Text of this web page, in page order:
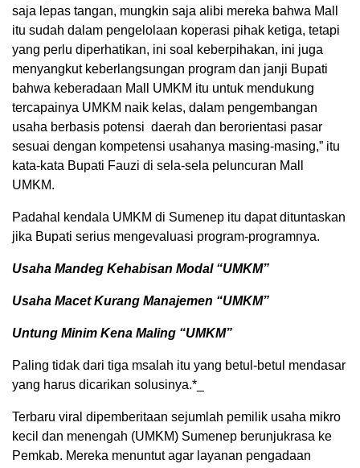
saja lepas tangan, mungkin saja alibi mereka bahwa Mall
itu sudah dalam pengelolaan koperasi pihak ketiga, tetapi
yang perlu diperhatikan, ini soal keberpihakan, ini juga
menyangkut keberlangsungan program dan janji Bupati
bahwa keberadaan Mall UMKM itu untuk mendukung
tercapainya UMKM naik kelas, dalam pengembangan
usaha berbasis potensi daerah dan berorientasi pasar
sesuai dengan kompetensi usahanya masing-masing,” itu
kata-kata Bupati Fauzi di sela-sela peluncuran Mall
UMKM.
Padahal kendala UMKM di Sumenep itu dapat dituntaskan
jika Bupati serius mengevaluasi program-programnya.
Usaha Mandeg Kehabisan Modal “UMKM”
Usaha Macet Kurang Manajemen “UMKM”
Untung Minim Kena Maling “UMKM”
Paling tidak dari tiga msalah itu yang betul-betul mendasar
yang harus dicarikan solusinya.*_
Terbaru viral dipemberitaan sejumlah pemilik usaha mikro
kecil dan menengah (UMKM) Sumenep berunjukrasa ke
Pemkab. Mereka menuntut agar layanan pengadaan